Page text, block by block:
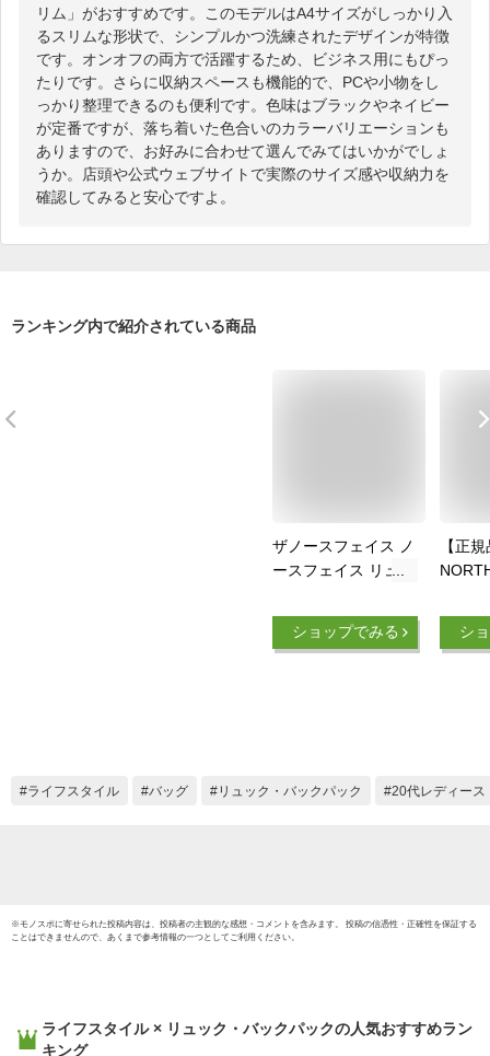
リム」がおすすめです。このモデルはA4サイズがしっかり入
るスリムな形状で、シンプルかつ洗練されたデザインが特徴
です。オンオフの両方で活躍するため、ビジネス用にもぴっ
たりです。さらに収納スペースも機能的で、PCや小物をし
っかり整理できるのも便利です。色味はブラックやネイビー
が定番ですが、落ち着いた色合いのカラーバリエーションも
ありますので、お好みに合わせて選んでみてはいかがでしょ
うか。店頭や公式ウェブサイトで実際のサイズ感や収納力を
確認してみると安心ですよ。
ランキング内で紹介されている商品
ザノースフェイス ノ
ースフェイス リュッ
デイパック リサイク
ル ポリエステル PC
大学生 高校生 バッ
ショップでみる
【正
ノース
シ
ライフスタイル バッグ リュック・バックパック 20代レディース
※モノスポに寄せられた投稿内容は、投稿者の主観的な感想・コメントを含みます。 投稿の信憑性・正確性を保証する
ことはできませんので、あくまで参考情報の一つとしてご利用ください。
ライフスタイル × リュック・バックパックの人気おすすめラン
キング